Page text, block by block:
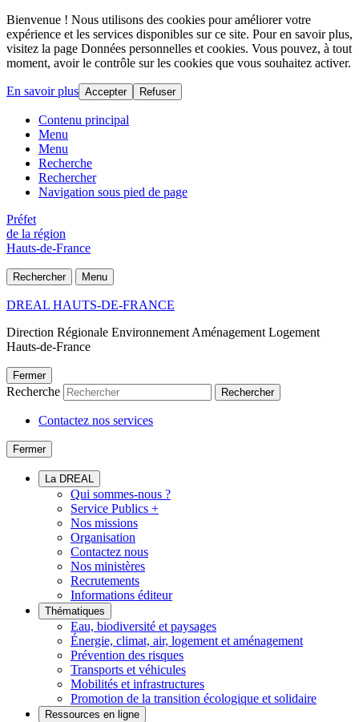
Bienvenue ! Nous utilisons des cookies pour améliorer votre
expérience et les services disponibles sur ce site. Pour en savoir plus,
visitez la page Données personnelles et cookies. Vous pouvez, à tout
moment, avoir le contrôle sur les cookies que vous souhaitez activer.
En savoir plus Accepter Refuser
Contenu principal
Menu
Menu
Recherche
Rechercher
Navigation sous pied de page
Préfet
de la région
Hauts-de-France
Rechercher Menu
DREAL HAUTS-DE-FRANCE
Direction Régionale Environnement Aménagement Logement
Hauts-de-France
Fermer
Recherche Rechercher
Contactez nos services
Fermer
La DREAL
Qui sommes-nous ?
Service Publics +
Nos missions
Organisation
Contactez nous
Nos ministères
Recrutements
Informations éditeur
Thématiques
Eau, biodiversité et paysages
Énergie, climat, air, logement et aménagement
Prévention des risques
Transports et véhicules
Mobilités et infrastructures
Promotion de la transition écologique et solidaire
Ressources en ligne